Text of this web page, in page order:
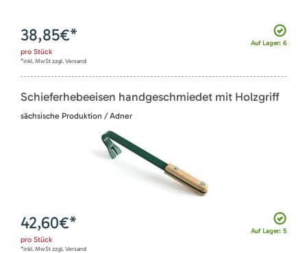
Auf Lager: 6
38,85€*
pro Stück
*inkl. MwSt zzgl. Versand
Schieferhebeeisen handgeschmiedet mit Holzgriff
sächsische Produktion / Adner
Auf Lager: 5
42,60€*
pro Stück
*inkl. MwSt zzgl. Versand